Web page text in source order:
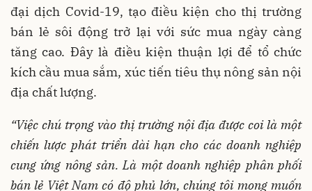
đại dịch Covid-19, tạo điều kiện cho thị trường
bán lẻ sôi động trở lại với sức mua ngày càng
tăng cao. Đây là điều kiện thuận lợi để tổ chức
kích cầu mua sắm, xúc tiến tiêu thụ nông sản nội
địa chất lượng.
“Việc chú trọng vào thị trường nội địa được coi là một
chiến lược phát triển dài hạn cho các doanh nghiệp
cung ứng nông sản. Là một doanh nghiệp phân phối
bán lẻ Việt Nam có độ phủ lớn, chúng tôi mong muốn